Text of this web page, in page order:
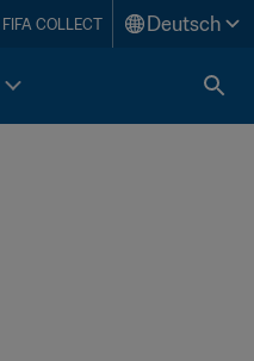
FIFA COLLECT Deutsch